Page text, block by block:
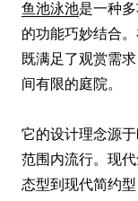
鱼池泳池是一种
的功能巧妙结合
既满足了观赏需
间有限的庭院。
它的设计理念源
范围内流行。现
态型到现代简约